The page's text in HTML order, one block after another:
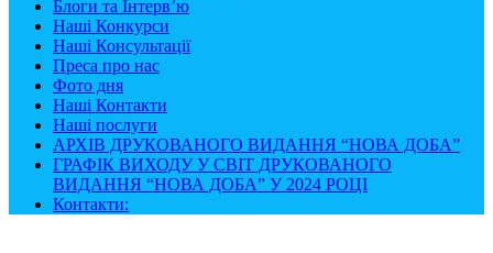
Блоги та Інтерв’ю
Наші Конкурси
Наші Консультації
Преса про нас
Фото дня
Наші Контакти
Наші послуги
АРХІВ ДРУКОВАНОГО ВИДАННЯ “НОВА ДОБА”
ГРАФІК ВИХОДУ У СВІТ ДРУКОВАНОГО
ВИДАННЯ “НОВА ДОБА” У 2024 РОЦІ
Контакти: